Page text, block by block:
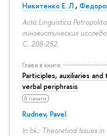
Никитенко Е. Л.,
Acta Linguistica
лингвистических
С. 208-252.
Глава в книге
Participles, auxiliaries
verbal periphrasis
В печати
Rudnev, Pavel.
In bk.: Theoretical Issues